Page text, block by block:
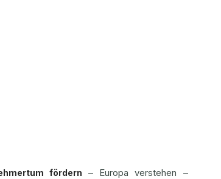
fördern – Europa verstehen –